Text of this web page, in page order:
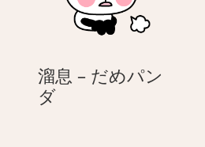
溜息 – だめパン
ダ溜